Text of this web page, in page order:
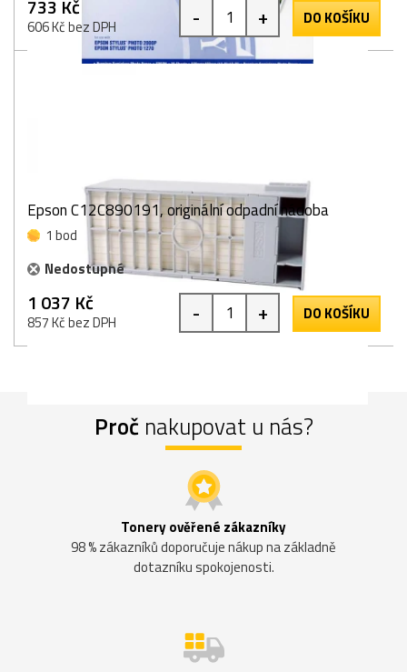
733 Kč
606 Kč bez DPH - + DO KOŠÍKU
Epson C12C890191, originální odpadní nádoba
1 bod
Nedostupné
1 037 Kč
857 Kč bez DPH - + DO KOŠÍKU
Proč nakupovat u nás?
Tonery ověřené zákazníky
98 % zákazníků doporučuje nákup na základně
dotazníku spokojenosti.